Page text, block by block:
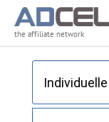
the affiliate network